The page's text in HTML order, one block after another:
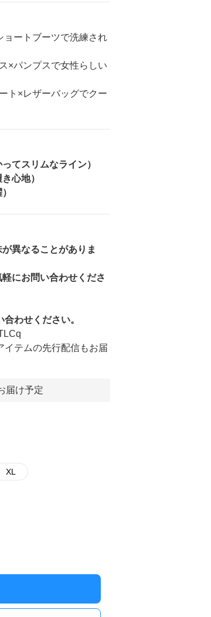
ートブーツで洗練され
×パンプスで女性らしい
ト×レザーバッグでクー
てスリムなライン）
心地）
異なることがありま
にお問い合わせくださ
わせください。
イテムの先行配信もお届
届け予定
XL